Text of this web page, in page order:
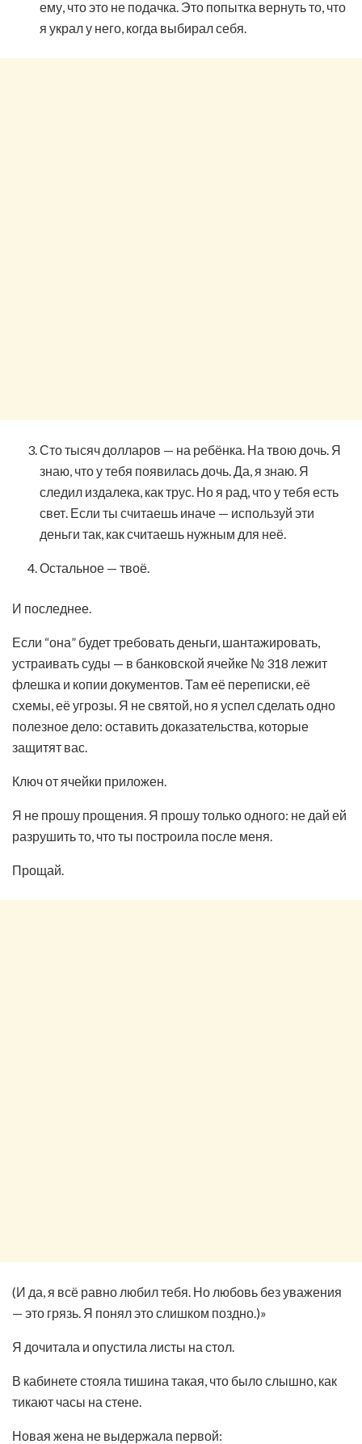
ему, что это не подачка. Это попытка вернуть то, что
я украл у него, когда выбирал себя.
Сто тысяч долларов — на ребёнка. На твою дочь. Я
знаю, что у тебя появилась дочь. Да, я знаю. Я
следил издалека, как трус. Но я рад, что у тебя есть
свет. Если ты считаешь иначе — используй эти
деньги так, как считаешь нужным для неё.
Остальное — твоё.
И последнее.
Если “она” будет требовать деньги, шантажировать,
устраивать суды — в банковской ячейке № 318 лежит
флешка и копии документов. Там её переписки, её
схемы, её угрозы. Я не святой, но я успел сделать одно
полезное дело: оставить доказательства, которые
защитят вас.
Ключ от ячейки приложен.
Я не прошу прощения. Я прошу только одного: не дай ей
разрушить то, что ты построила после меня.
Прощай.
(И да, я всё равно любил тебя. Но любовь без уважения
— это грязь. Я понял это слишком поздно.)»
Я дочитала и опустила листы на стол.
В кабинете стояла тишина такая, что было слышно, как
тикают часы на стене.
Новая жена не выдержала первой: